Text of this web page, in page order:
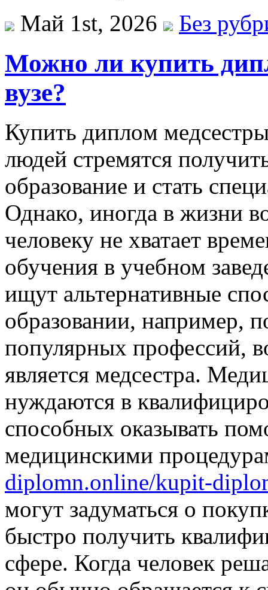
Май 1st, 2026
Без
Можно ли купить
вузе?
Купить диплoм
людей стремятся
образование и стать
Однако, иногда в жизни
человеку не хватает
обучения в учебном
ищут альтернативные
образовании, например,
популярных профессий,
является медсестра.
нуждаются в
способных оказывать
медицинскими
diplomn.online/kupit-
могут задуматься о
быстро получить
сфере. Когда человек